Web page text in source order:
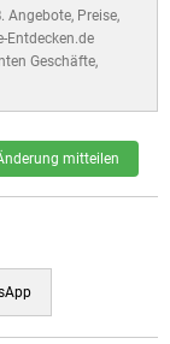
Angebote, Preise,
Entdecken.de
Geschäfte,
mitteilen